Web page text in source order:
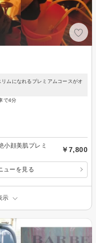
ムになれるプレミアムコースがオ
で4分
顔美肌プレミ
￥7,800
ューを見る
示